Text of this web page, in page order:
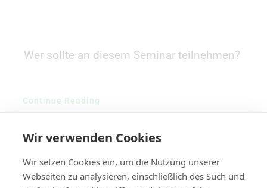
Wir verwenden Cookies
Wir setzen Cookies ein, um die Nutzung unserer
Webseiten zu analysieren, einschließlich des Such und
Wer sollte an diesem Seminar teilnehmen?
Continue Reading